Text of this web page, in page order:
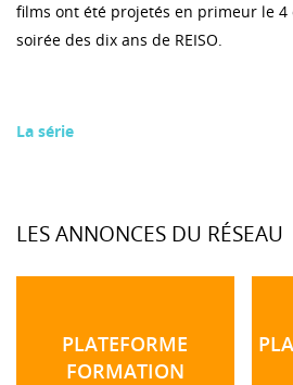
films ont été projetés en primeur le 4
soirée des dix ans de REISO.
La série
LES ANNONCES DU RÉSEAU
PLATEFORME
FORMATION